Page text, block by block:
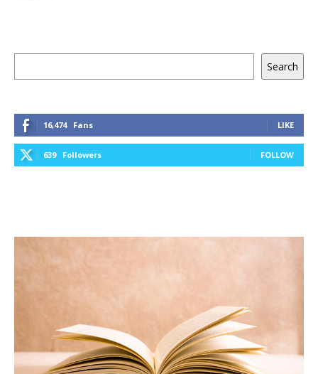
Search
16,474 Fans LIKE
639 Followers FOLLOW